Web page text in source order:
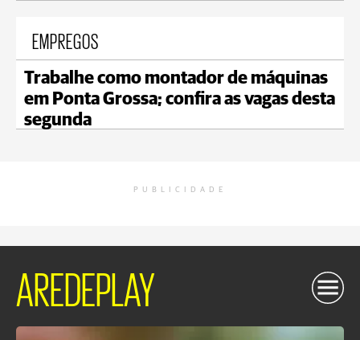
EMPREGOS
Trabalhe como montador de máquinas
em Ponta Grossa; confira as vagas desta
segunda
PUBLICIDADE
AREDEPLAY